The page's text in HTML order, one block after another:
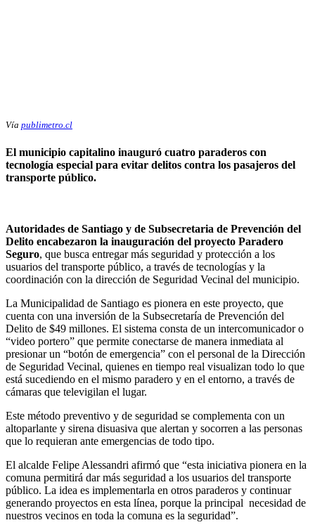
Vía publimetro.cl
El municipio capitalino inauguró cuatro paraderos con
tecnología especial para evitar delitos contra los pasajeros del
transporte público.
Autoridades de Santiago y de Subsecretaria de Prevención del
Delito encabezaron la inauguración del proyecto Paradero
Seguro, que busca entregar más seguridad y protección a los
usuarios del transporte público, a través de tecnologías y la
coordinación con la dirección de Seguridad Vecinal del municipio.
La Municipalidad de Santiago es pionera en este proyecto, que
cuenta con una inversión de la Subsecretaría de Prevención del
Delito de $49 millones. El sistema consta de un intercomunicador o
“video portero” que permite conectarse de manera inmediata al
presionar un “botón de emergencia” con el personal de la Dirección
de Seguridad Vecinal, quienes en tiempo real visualizan todo lo que
está sucediendo en el mismo paradero y en el entorno, a través de
cámaras que televigilan el lugar.
Este método preventivo y de seguridad se complementa con un
altoparlante y sirena disuasiva que alertan y socorren a las personas
que lo requieran ante emergencias de todo tipo.
El alcalde Felipe Alessandri afirmó que “esta iniciativa pionera en la
comuna permitirá dar más seguridad a los usuarios del transporte
público. La idea es implementarla en otros paraderos y continuar
generando proyectos en esta línea, porque la principal necesidad de
nuestros vecinos en toda la comuna es la seguridad”.